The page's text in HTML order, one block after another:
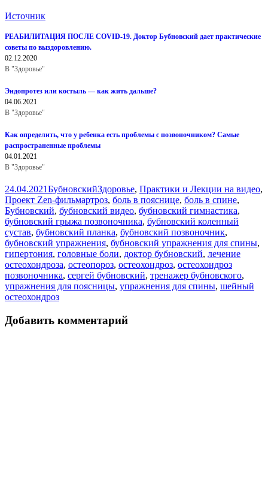
Источник
РЕАБИЛИТАЦИЯ ПОСЛЕ COVID-19. Доктор Бубновский дает практические
советы по выздоровлению.
02.12.2020
В "Здоровье"
Эндопротез или костыль — как жить дальше?
04.06.2021
В "Здоровье"
Как определить, что у ребенка есть проблемы с позвоночником? Самые
распространенные проблемы
04.01.2021
В "Здоровье"
Опубликовано
24.04.2021Автор
БубновскийРубрики
Здоровье, Практики и Лекции на видео,
Проект Zen-фильмМетки
артроз, боль в пояснице, боль в спине,
Бубновский, бубновский видео, бубновский гимнастика,
бубновский грыжа позвоночника, бубновский коленный
сустав, бубновский планка, бубновский позвоночник,
бубновский упражнения, бубновский упражнения для спины,
гипертония, головные боли, доктор бубновский, лечение
остеохондроза, остеопороз, остеохондроз, остеохондроз
позвоночника, сергей бубновский, тренажер бубновского,
упражнения для поясницы, упражнения для спины, шейный
остеохондроз
Добавить комментарий